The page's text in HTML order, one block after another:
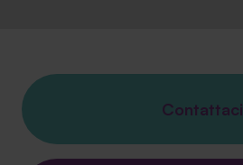
Contattaci